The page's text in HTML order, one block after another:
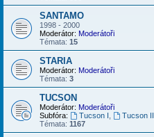
SANTAMO
1998 - 2000
Moderátor: Moderátoři
Témata: 15
STARIA
Moderátor: Moderátoři
Témata: 3
TUCSON
Moderátor: Moderátoři
Subfóra:
Tucson I Tucson II
Témata: 1167